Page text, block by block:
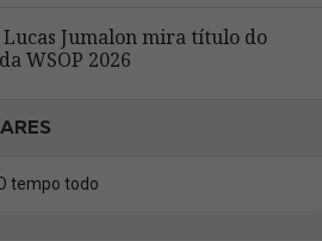
Lucas Jumalon mira título do
WSOP 2026
tempo todo